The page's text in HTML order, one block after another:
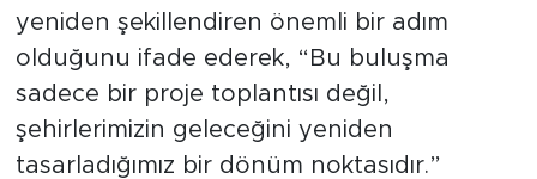
yeniden şekillendiren önemli bir adım
olduğunu ifade ederek, “Bu buluşma
sadece bir proje toplantısı değil,
şehirlerimizin geleceğini yeniden
tasarladığımız bir dönüm noktasıdır.”